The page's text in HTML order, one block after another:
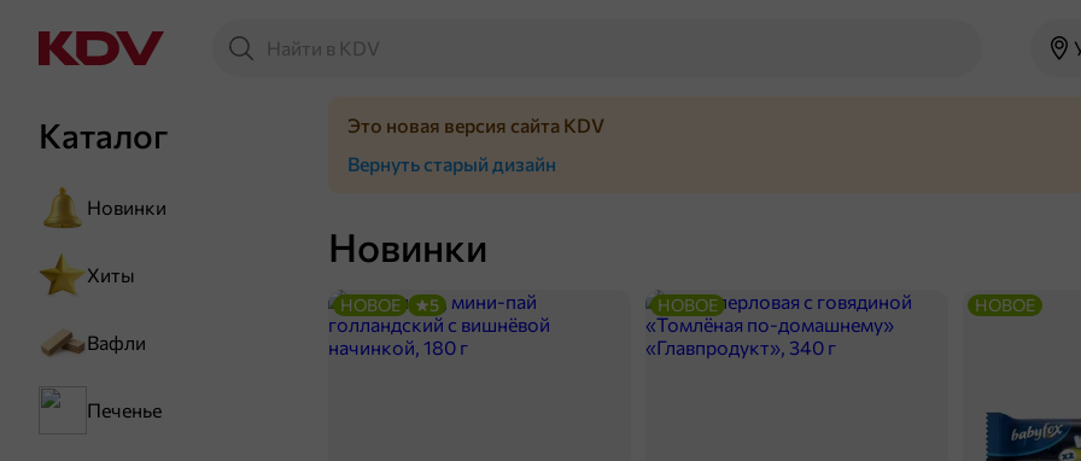
Каталог
Новинки
Хиты
Вафли
Печенье
Новинки
НОВОЕ 5 НОВОЕ НОВОЕ
Это новая версия сайта KDV
Вернуть старый дизайн